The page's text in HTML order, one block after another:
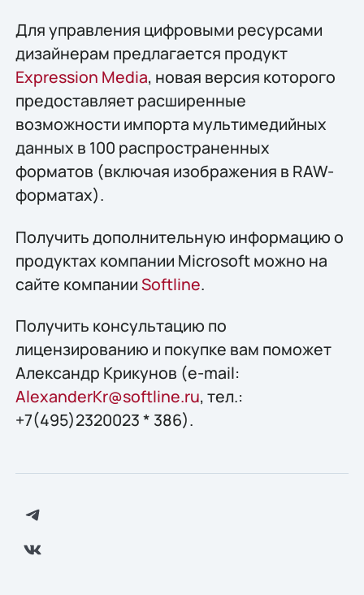
Для управления цифровыми ресурсами
дизайнерам предлагается продукт
Expression Media, новая версия которого
предоставляет расширенные
возможности импорта мультимедийных
данных в 100 распространенных
форматов (включая изображения в RAW-
форматах).
Получить дополнительную информацию о
продуктах компании Microsoft можно на
сайте компанииSoftline.
Получить конcультацию по
лицензированию и покупке вам поможет
Александр Крикунов (e-mail:
AlexanderKr@softline.ru, тел.:
+7(495)2320023 * 386).